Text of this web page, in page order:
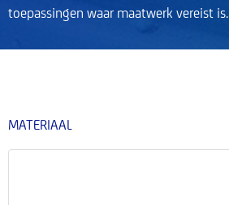
toepassingen waar maatwerk vereist is.
MATERIAAL